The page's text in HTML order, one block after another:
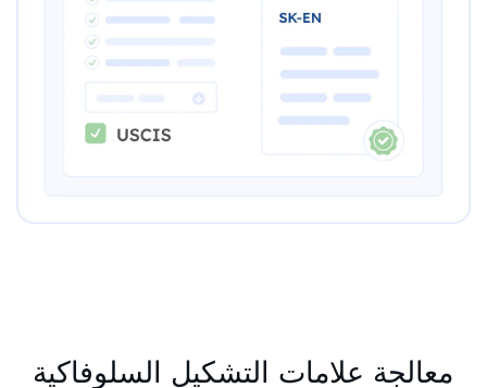
معالجة علامات التشكيل السلوفاكية